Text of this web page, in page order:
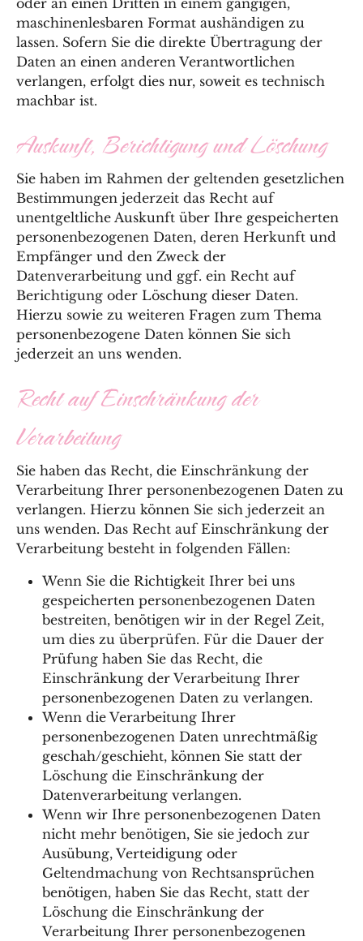
maschinenlesbaren Format aushändigen zu
lassen. Sofern Sie die direkte Übertragung der
Daten an einen anderen Verantwortlichen
verlangen, erfolgt dies nur, soweit es technisch
machbar ist.
Auskunft, Berichtigung und Löschung
Sie haben im Rahmen der geltenden gesetzlichen
Bestimmungen jederzeit das Recht auf
unentgeltliche Auskunft über Ihre gespeicherten
personenbezogenen Daten, deren Herkunft und
Empfänger und den Zweck der
Datenverarbeitung und ggf. ein Recht auf
Berichtigung oder Löschung dieser Daten.
Hierzu sowie zu weiteren Fragen zum Thema
personenbezogene Daten können Sie sich
jederzeit an uns wenden.
Recht auf Einschränkung der
Verarbeitung
Sie haben das Recht, die Einschränkung der
Verarbeitung Ihrer personenbezogenen Daten zu
verlangen. Hierzu können Sie sich jederzeit an
uns wenden. Das Recht auf Einschränkung der
Verarbeitung besteht in folgenden Fällen:
Wenn Sie die Richtigkeit Ihrer bei uns
gespeicherten personenbezogenen Daten
bestreiten, benötigen wir in der Regel Zeit,
um dies zu überprüfen. Für die Dauer der
Prüfung haben Sie das Recht, die
Einschränkung der Verarbeitung Ihrer
personenbezogenen Daten zu verlangen.
Wenn die Verarbeitung Ihrer
personenbezogenen Daten unrechtmäßig
geschah/geschieht, können Sie statt der
Löschung die Einschränkung der
Datenverarbeitung verlangen.
Wenn wir Ihre personenbezogenen Daten
nicht mehr benötigen, Sie sie jedoch zur
Ausübung, Verteidigung oder
Geltendmachung von Rechtsansprüchen
benötigen, haben Sie das Recht, statt der
Löschung die Einschränkung der
Verarbeitung Ihrer personenbezogenen